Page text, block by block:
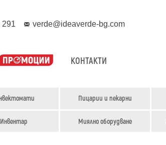
291 verde@ideaverde-bg.com
КОНТАКТИ
Пицарии и пекарни
Инвентар Миялно оборудване